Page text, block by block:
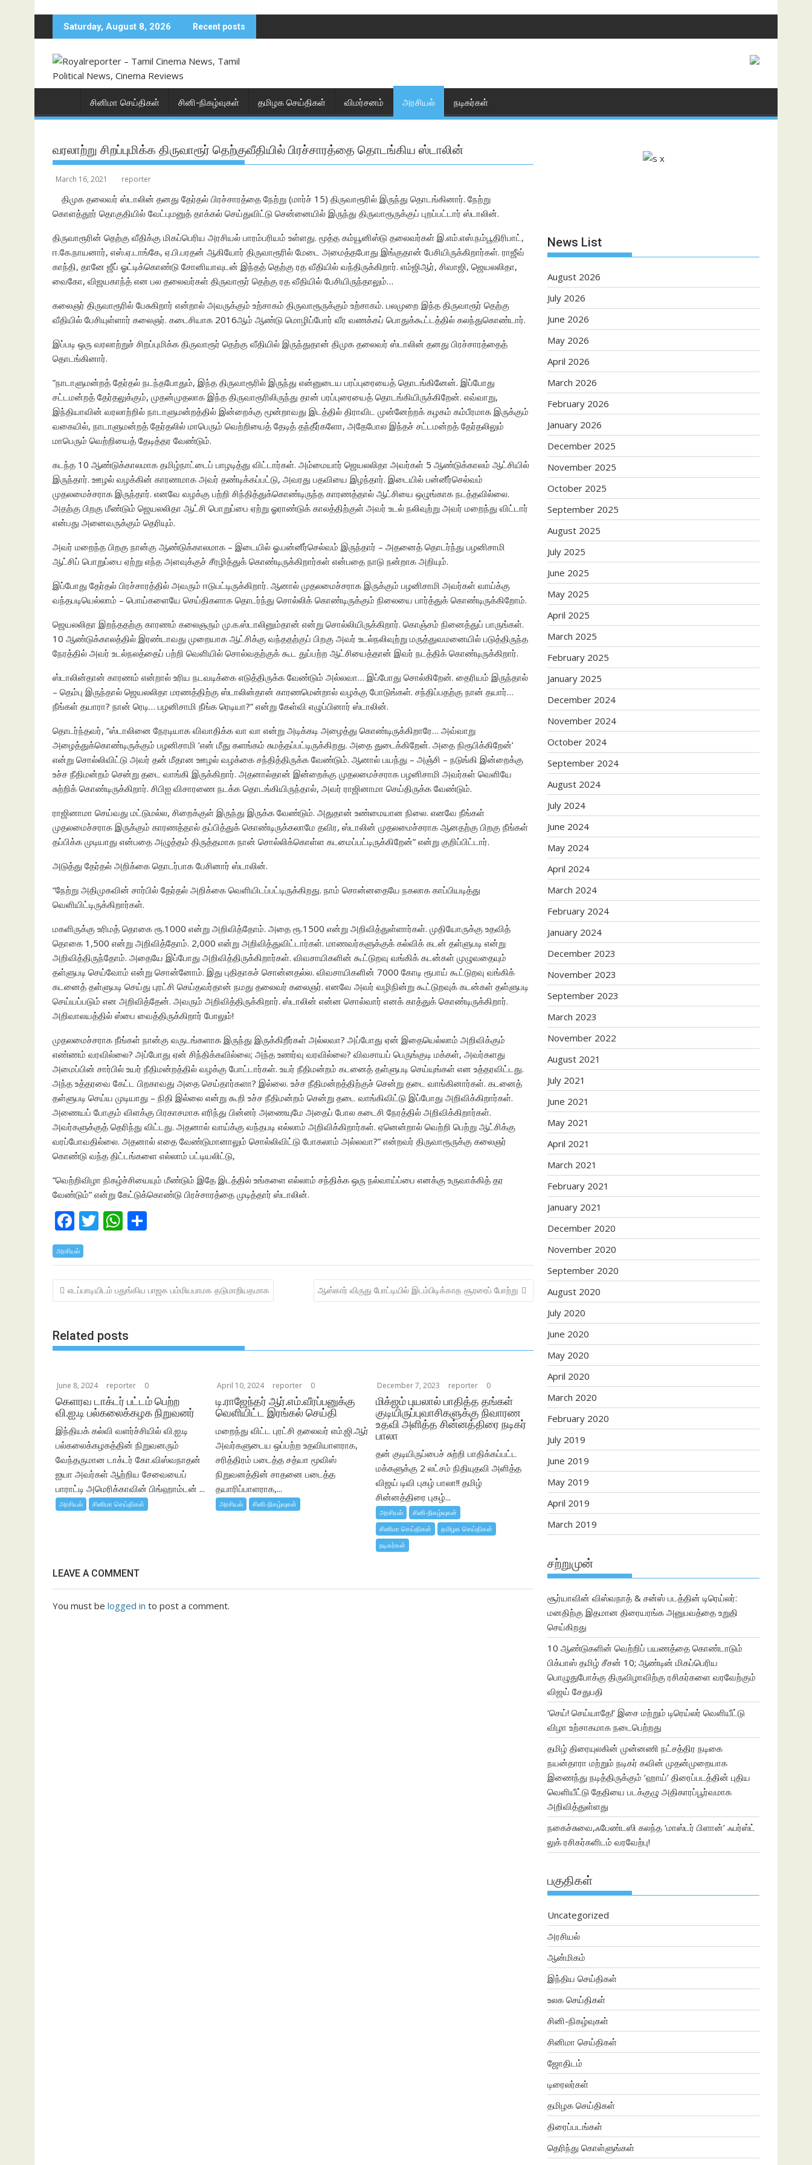
content
Saturday, August 8, 2026 Recent posts
சினிமா செய்திகள் சினி-நிகழ்வுகள் தமிழக செய்திகள் விமர்சனம் அரசியல் நடிகர்கள்
வரலாற்று சிறப்புமிக்க திருவாரூர் தெற்குவீதியில் பிரச்சாரத்தை தொடங்கிய ஸ்டாலின்
March 16, 2021 reporter
திமுக தலைவர் ஸ்டாலின் தனது தேர்தல் பிரச்சாரத்தை நேற்று (மார்ச் 15) திருவாரூரில் இருந்து தொடங்கினார். நேற்று
கொளத்தூர் தொகுதியில் வேட்புமனுத் தாக்கல் செய்துவிட்டு சென்னையில் இருந்து திருவாரூருக்குப் புறப்பட்டார் ஸ்டாலின்.
திருவாரூரின் தெற்கு வீதிக்கு மிகப்பெரிய அரசியல் பாரம்பரியம் உள்ளது. மூத்த கம்யூனிஸ்டு தலைவர்கள் இ.எம்.எஸ்.நம்பூதிரிபாட்,
ஈ.கே.நாயனார், எஸ்.ஏ.டாங்கே, ஏ.பி.பரதன் ஆகியோர் திருவாரூரில் மேடை அமைத்தபோது இங்குதான் பேசியிருக்கிறார்கள். ராஜீவ்
காந்தி, தானே ஜீப் ஓட்டிக்கொண்டு சோனியாவுடன் இந்தத் தெற்கு ரத வீதியில் வந்திருக்கிறார். எம்ஜிஆர், சிவாஜி, ஜெயலலிதா,
வைகோ, விஜயகாந்த் என பல தலைவர்கள் திருவாரூர் தெற்கு ரத வீதியில் பேசியிருந்தாலும்…
கலைஞர் திருவாரூரில் பேசுகிறார் என்றால் அவருக்கும் உற்சாகம் திருவாரூருக்கும் உற்சாகம். பலமுறை இந்த திருவாரூர் தெற்கு
வீதியில் பேசியுள்ளார் கலைஞர். கடைசியாக 2016ஆம் ஆண்டு மொழிப்போர் வீர வணக்கப் பொதுக்கூட்டத்தில் கலந்துகொண்டார்.
இப்படி ஒரு வரலாற்றுச் சிறப்புமிக்க திருவாரூர் தெற்கு வீதியில் இருந்துதான் திமுக தலைவர் ஸ்டாலின் தனது பிரச்சாரத்தைத்
தொடங்கினார்.
”நாடாளுமன்றத் தேர்தல் நடந்தபோதும், இந்த திருவாரூரில் இருந்து என்னுடைய பரப்புரையைத் தொடங்கினேன். இப்போது
சட்டமன்றத் தேர்தலுக்கும், முதன்முதலாக இந்த திருவாரூரிலிருந்து தான் பரப்புரையைத் தொடங்கியிருக்கிறேன். எவ்வாறு,
இந்தியாவின் வரலாற்றில் நாடாளுமன்றத்தில் இன்றைக்கு மூன்றாவது இடத்தில் திராவிட முன்னேற்றக் கழகம் கம்பீரமாக இருக்கும்
வகையில், நாடாளுமன்றத் தேர்தலில் மாபெரும் வெற்றியைத் தேடித் தந்தீர்களோ, அதேபோல இந்தச் சட்டமன்றத் தேர்தலிலும்
மாபெரும் வெற்றியைத் தேடித்தர வேண்டும்.
கடந்த 10 ஆண்டுக்காலமாக தமிழ்நாட்டைப் பாழடித்து விட்டார்கள். அம்மையார் ஜெயலலிதா அவர்கள் 5 ஆண்டுக்காலம் ஆட்சியில்
இருந்தார். ஊழல் வழக்கின் காரணமாக அவர் தண்டிக்கப்பட்டு, அவரது பதவியை இழந்தார். இடையில் பன்னீர்செல்வம்
முதலமைச்சராக இருந்தார். எனவே வழக்கு பற்றி சிந்தித்துக்கொண்டிருந்த காரணத்தால் ஆட்சியை ஒழுங்காக நடத்தவில்லை.
அதற்கு பிறகு மீண்டும் ஜெயலலிதா ஆட்சி பொறுப்பை ஏற்று ஓராண்டுக் காலத்திற்குள் அவர் உடல் நலிவுற்று அவர் மறைந்து விட்டார்
என்பது அனைவருக்கும் தெரியும்.
அவர் மறைந்த பிறகு நான்கு ஆண்டுக்காலமாக – இடையில் ஓ.பன்னீர்செல்வம் இருந்தார் – அதனைத் தொடர்ந்து பழனிசாமி
ஆட்சிப் பொறுப்பை ஏற்று எந்த அளவுக்குச் சீரழித்துக் கொண்டிருக்கிறார்கள் என்பதை நாடு நன்றாக அறியும்.
இப்போது தேர்தல் பிரச்சாரத்தில் அவரும் ஈடுபட்டிருக்கிறார். ஆனால் முதலமைச்சராக இருக்கும் பழனிசாமி அவர்கள் வாய்க்கு
வந்தபடியெல்லாம் – பொய்களையே செய்திகளாக தொடர்ந்து சொல்லிக் கொண்டிருக்கும் நிலையை பார்த்துக் கொண்டிருக்கிறோம்.
ஜெயலலிதா இறந்ததற்கு காரணம் கலைஞரும் மு.க.ஸ்டாலினும்தான் என்று சொல்லியிருக்கிறார். கொஞ்சம் நினைத்துப் பாருங்கள்.
10 ஆண்டுக்காலத்தில் இரண்டாவது முறையாக ஆட்சிக்கு வந்ததற்குப் பிறகு அவர் உடல்நலிவுற்று மருத்துவமனையில் படுத்திருந்த
நேரத்தில் அவர் உடல்நலத்தைப் பற்றி வெளியில் சொல்வதற்குக் கூட துப்பற்ற ஆட்சியைத்தான் இவர் நடத்திக் கொண்டிருக்கிறார்.
ஸ்டாலின்தான் காரணம் என்றால் உரிய நடவடிக்கை எடுத்திருக்க வேண்டும் அல்லவா… இப்போது சொல்கிறேன். தைரியம் இருந்தால்
– தெம்பு இருந்தால் ஜெயலலிதா மரணத்திற்கு ஸ்டாலின்தான் காரணமென்றால் வழக்கு போடுங்கள். சந்திப்பதற்கு நான் தயார்…
நீங்கள் தயாரா? நான் ரெடி… பழனிசாமி நீங்க ரெடியா?” என்று கேள்வி எழுப்பினார் ஸ்டாலின்.
தொடர்ந்தவர், “ஸ்டாலினை நேரடியாக விவாதிக்க வா வா என்று அடிக்கடி அழைத்து கொண்டிருக்கிறாரே… அவ்வாறு
அழைத்துக்கொண்டிருக்கும் பழனிசாமி ‘என் மீது களங்கம் சுமத்தப்பட்டிருக்கிறது. அதை துடைக்கிறேன். அதை நிரூபிக்கிறேன்’
என்று சொல்லிவிட்டு அவர் தன் மீதான ஊழல் வழக்கை சந்தித்திருக்க வேண்டும். ஆனால் பயந்து – அஞ்சி – நடுங்கி இன்றைக்கு
உச்ச நீதிமன்றம் சென்று தடை வாங்கி இருக்கிறார். அதனால்தான் இன்றைக்கு முதலமைச்சராக பழனிசாமி அவர்கள் வெளியே
சுற்றிக் கொண்டிருக்கிறார். சிபிஐ விசாரணை நடக்க தொடங்கியிருந்தால், அவர் ராஜினாமா செய்திருக்க வேண்டும்.
ராஜினாமா செய்வது மட்டுமல்ல, சிறைக்குள் இருந்து இருக்க வேண்டும். அதுதான் உண்மையான நிலை. எனவே நீங்கள்
முதலமைச்சராக இருக்கும் காரணத்தால் தப்பித்துக் கொண்டிருக்கலாமே தவிர, ஸ்டாலின் முதலமைச்சராக ஆனதற்கு பிறகு நீங்கள்
தப்பிக்க முடியாது என்பதை அழுத்தம் திருத்தமாக நான் சொல்லிக்கொள்ள கடமைப்பட்டிருக்கிறேன்” என்று குறிப்பிட்டார்.
அடுத்து தேர்தல் அறிக்கை தொடர்பாக பேசினார் ஸ்டாலின்.
“நேற்று அதிமுகவின் சார்பில் தேர்தல் அறிக்கை வெளியிடப்பட்டிருக்கிறது. நாம் சொன்னதையே நகலாக காப்பியடித்து
வெளியிட்டிருக்கிறார்கள்.
மகளிருக்கு உரிமத் தொகை ரூ.1000 என்று அறிவித்தோம். அதை ரூ.1500 என்று அறிவித்துள்ளார்கள். முதியோருக்கு உதவித்
தொகை 1,500 என்று அறிவித்தோம். 2,000 என்று அறிவித்துவிட்டார்கள். மாணவர்களுக்குக் கல்விக் கடன் தள்ளுபடி என்று
அறிவித்திருந்தோம். அதையே இப்போது அறிவித்திருக்கிறார்கள். விவசாயிகளின் கூட்டுறவு வங்கிக் கடன்கள் முழுவதையும்
தள்ளுபடி செய்வோம் என்று சொன்னோம். இது புதிதாகச் சொன்னதல்ல. விவசாயிகளின் 7000 கோடி ரூபாய் கூட்டுறவு வங்கிக்
கடனைத் தள்ளுபடி செய்து புரட்சி செய்தவர்தான் நமது தலைவர் கலைஞர். எனவே அவர் வழிநின்று கூட்டுறவுக் கடன்கள் தள்ளுபடி
செய்யப்படும் என அறிவித்தேன். அவரும் அறிவித்திருக்கிறார். ஸ்டாலின் என்ன சொல்வார் எனக் காத்துக் கொண்டிருக்கிறார்.
அறிவாலயத்தில் ஸ்பை வைத்திருக்கிறார் போலும்!
முதலமைச்சராக நீங்கள் நான்கு வருடங்களாக இருந்து இருக்கிறீர்கள் அல்லவா? அப்போது ஏன் இதையெல்லாம் அறிவிக்கும்
எண்ணம் வரவில்லை? அப்போது ஏன் சிந்திக்கவில்லை; அந்த உணர்வு வரவில்லை? விவசாயப் பெருங்குடி மக்கள், அவர்களது
அமைப்பின் சார்பில் உயர் நீதிமன்றத்தில் வழக்கு போட்டார்கள். உயர் நீதிமன்றம் கடனைத் தள்ளுபடி செய்யுங்கள் என உத்தரவிட்டது.
அந்த உத்தரவை கேட்ட பிறகாவது அதை செய்தார்களா? இல்லை. உச்ச நீதிமன்றத்திற்குச் சென்று தடை வாங்கினார்கள். கடனைத்
தள்ளுபடி செய்ய முடியாது – நிதி இல்லை என்று கூறி உச்ச நீதிமன்றம் சென்று தடை வாங்கிவிட்டு இப்போது அறிவிக்கிறார்கள்.
அணையப் போகும் விளக்கு பிரகாசமாக எரிந்து பின்னர் அணையுமே அதைப் போல கடைசி நேரத்தில் அறிவிக்கிறார்கள்.
அவர்களுக்குத் தெரிந்து விட்டது. அதனால் வாய்க்கு வந்தபடி எல்லாம் அறிவிக்கிறார்கள். ஏனென்றால் வெற்றி பெற்று ஆட்சிக்கு
வரப்போவதில்லை. அதனால் எதை வேண்டுமானாலும் சொல்லிவிட்டு போகலாம் அல்லவா?” என்றவர் திருவாரூருக்கு கலைஞர்
கொண்டு வந்த திட்டங்களை எல்லாம் பட்டியலிட்டு,
“வெற்றிவிழா நிகழ்ச்சியையும் மீண்டும் இதே இடத்தில் உங்களை எல்லாம் சந்திக்க ஒரு நல்வாய்ப்பை எனக்கு உருவாக்கித் தர
வேண்டும்” என்று கேட்டுக்கொண்டு பிரச்சாரத்தை முடித்தார் ஸ்டாலின்.
F
ac
e
b
o
k
T
itt
er
W
at
s
A
p
ar
e
அரசியல்
Post
navigation
எடப்பாடியிடம் பதுங்கிய பாஜக பம்மியபாமக தடுமாறியதமாக ஆஸ்கார் விருது போட்டியில் இடம்பிடிக்காத சூரரைப் போற்று
Related posts
June 8, 2024 reporter 0
கெளரவ டாக்டர் பட்டம் பெற்ற
வி.ஐ.டி பல்கலைக்கழக நிறுவனர்
இந்தியக் கல்வி வளர்ச்சியில் வி.ஐ.டி
பல்கலைக்கழகத்தின் நிறுவனரும்
வேந்தருமான டாக்டர் கோ.விஸ்வநாதன்
ஐயா அவர்கள் ஆற்றிய சேவையைப்
பாராட்டி அமெரிக்காவின் பிங்ஹாம்டன் ...
அரசியல் சினிமா செய்திகள்
April 10, 2024 reporter 0
டி.ராஜேந்தர் ஆர்.எம்.வீரப்பனுக்கு
வெளியிட்ட இரங்கல் செய்தி
மறைந்து விட்ட புரட்சி தலைவர் எம்.ஜி.ஆர்
அவர்களுடைய ஒப்பற்ற உதவியாளராக,
சரித்திரம் படைத்த சத்யா மூவிஸ்
நிறுவனத்தின் சாதனை படைத்த
தயாரிப்பாளராக,...
அரசியல் சினி-நிகழ்வுகள்
December 7, 2023 reporter 0
மிக்ஜம் புயலால் பாதித்த தங்கள்
குடியிருப்புவாசிகளுக்கு நிவாரண
உதவி அளித்த சின்னத்திரை நடிகர்
பாலா
தன் குடியிருப்பைச் சுற்றி பாதிக்கப்பட்ட
மக்களுக்கு 2 லட்சம் நிதியுதவி அளித்த
விஜய் டிவி புகழ் பாலா!! தமிழ்
சின்னத்திரை புகழ்...
அரசியல்
சினி-நிகழ்வுகள்
சினிமா செய்திகள்
தமிழக செய்திகள்
நடிகர்கள்
LEAVE A COMMENT
You must be logged in to post a comment.
News List
August 2026
July 2026
June 2026
May 2026
April 2026
March 2026
February 2026
January 2026
December 2025
November 2025
October 2025
September 2025
August 2025
July 2025
June 2025
May 2025
April 2025
March 2025
February 2025
January 2025
December 2024
November 2024
October 2024
September 2024
August 2024
July 2024
June 2024
May 2024
April 2024
March 2024
February 2024
January 2024
December 2023
November 2023
September 2023
March 2023
November 2022
August 2021
July 2021
June 2021
May 2021
April 2021
March 2021
February 2021
January 2021
December 2020
November 2020
September 2020
August 2020
July 2020
June 2020
May 2020
April 2020
March 2020
February 2020
July 2019
June 2019
May 2019
April 2019
March 2019
சற்றுமுன்
சூர்யாவின் விஸ்வநாத் & சன்ஸ் படத்தின் டிரெய்லர்:
மனதிற்கு இதமான திரையரங்க அனுபவத்தை உறுதி
செய்கிறது
10 ஆண்டுகளின் வெற்றிப் பயணத்தை கொண்டாடும்
பிக்பாஸ் தமிழ் சீசன் 10; ஆண்டின் மிகப்பெரிய
பொழுதுபோக்கு திருவிழாவிற்கு ரசிகர்களை வரவேற்கும்
விஜய் சேதுபதி
‘செய்! செய்யாதே!’ இசை மற்றும் டிரெய்லர் வெளியீட்டு
விழா உற்சாகமாக நடைபெற்றது
தமிழ் திரையுலகின் முன்னணி நட்சத்திர நடிகை
நயன்தாரா மற்றும் நடிகர் கவின் முதன்முறையாக
இணைந்து நடித்திருக்கும் ‘ஹாய்’ திரைப்படத்தின் புதிய
வெளியீட்டு தேதியை படக்குழு அதிகாரப்பூர்வமாக
அறிவித்துள்ளது
நகைச்சுவை,ஃபேண்டஸி கலந்த ‘மாஸ்டர் பிளான்’ ஃபர்ஸ்ட்
லுக் ரசிகர்களிடம் வரவேற்பு!
பகுதிகள்
Uncategorized
அரசியல்
ஆன்மிகம்
இந்திய செய்திகள்
உலக செய்திகள்
சினி-நிகழ்வுகள்
சினிமா செய்திகள்
ஜோதிடம்
டிரைலர்கள்
தமிழக செய்திகள்
திரைப்படங்கள்
தெரிந்து கொள்ளுங்கள்